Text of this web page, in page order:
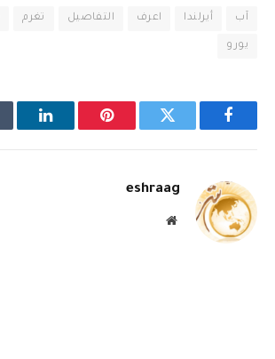
آب أيرلندا اعرف التفاصيل تغرم
يورو
فيسبوك تويتر بينتيريستلينكدإن
eshraag
موقع